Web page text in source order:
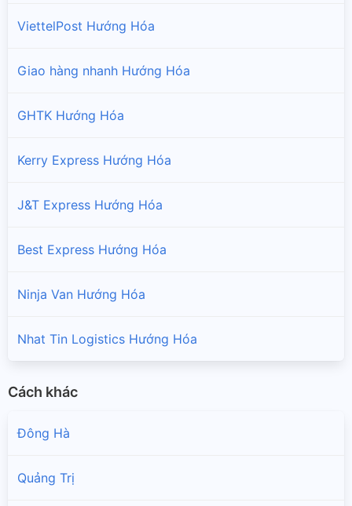
ViettelPost Hướng Hóa
Giao hàng nhanh Hướng Hóa
GHTK Hướng Hóa
Kerry Express Hướng Hóa
J&T Express Hướng Hóa
Best Express Hướng Hóa
Ninja Van Hướng Hóa
Nhat Tin Logistics Hướng Hóa
Cách khác
Đông Hà
Quảng Trị